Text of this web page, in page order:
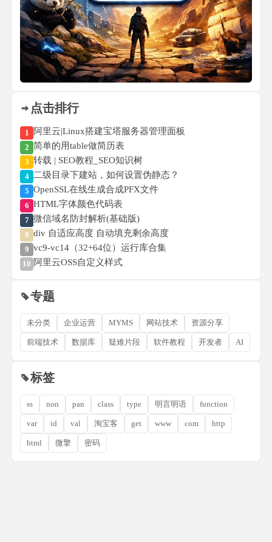
点击排行
1 阿里云|Linux搭建宝塔服务器管理面板
2 简单的用table做简历表
3 转载 | SEO教程_SEO知识树
4 二级目录下建站，如何设置伪静态？
5 OpenSSL在线生成合成PFX文件
6 HTML字体颜色代码表
7 微信域名防封解析(基础版)
8 div 自适应高度 自动填充剩余高度
9 vc9-vc14（32+64位）运行库合集
10 阿里云OSS自定义样式
专题
未分类 企业运营 MYMS 网站技术 资源分享
前端技术 数据库 疑难片段 软件教程 开发者 AI
标签
ss non pan class type 明言明语 function
var id val 淘宝客 get www com http
html 微擎 密码